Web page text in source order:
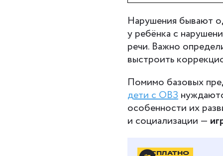
Нарушения бывают
у ребёнка с
речи. Важно
выстроить
Помимо базовых
дети с ОВЗ
особенности их
и социализации —
БЕСПЛАТНО